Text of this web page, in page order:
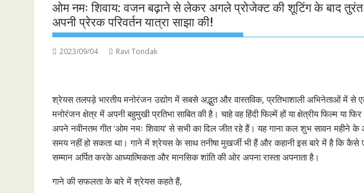
ओम नमः शिवाय: वजन बढ़ाने से लेकर अगले प्रोजेक्ट की शूटिंग के बाद
अपनी प्रेरक परिवर्तन यात्रा साझा की!
2023/09/04 Ravi Tondak
श्रेयस तलपड़े भारतीय मनोरंजन उद्योग में सबसे अद्भुत और वास्तविक, प्रतिभाशाली अभिनेताओं
मनोरंजन क्षेत्र में अपनी बहुमुखी प्रतिभा साबित की है। चाहे वह हिंदी फिल्में हों या क्षेत्रीय फिल्म
अपने नवीनतम गीत ‘ओम नमः शिवाय’ से सभी का दिल जीत रहे हैं। यह गाना कल शुभ सावन महीने
समय नहीं हो सकता था। गाने में श्रेयस के साथ तनीषा मुखर्जी भी हैं और कहानी इस बारे में है कि कैसे
सम्मान अर्पित करके आध्यात्मिकता और मानसिक शांति की ओर अपना रास्ता अपनाता है।
गाने की सफलता के बारे में श्रेयस कहते हैं,